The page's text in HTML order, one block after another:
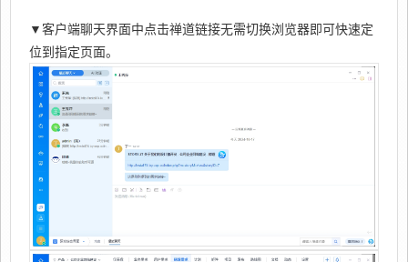
▼客户端聊天界面中点击禅道链接无需切换浏览器即可快速定
位到指定页面。